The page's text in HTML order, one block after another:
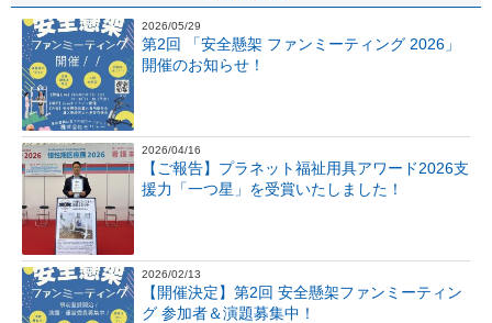
2026/05/29
第2回 「安全懸架 ファンミーティング 2026」
開催のお知らせ！
2026/04/16
【ご報告】プラネット福祉用具アワード2026支
援力「一つ星」を受賞いたしました！
2026/02/13
【開催決定】第2回 安全懸架ファンミーティン
グ 参加者＆演題募集中！